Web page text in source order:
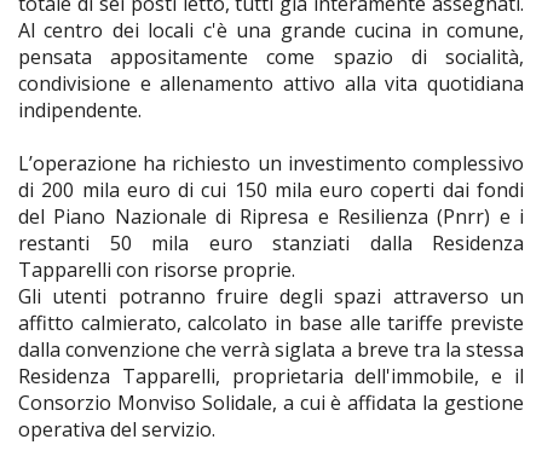
Al centro dei locali c'è una grande cucina in comune,
pensata appositamente come spazio di socialità,
condivisione e allenamento attivo alla vita quotidiana
indipendente.
L’operazione ha richiesto un investimento complessivo
di 200 mila euro di cui 150 mila euro coperti dai fondi
del Piano Nazionale di Ripresa e Resilienza (Pnrr) e i
restanti 50 mila euro stanziati dalla Residenza
Tapparelli con risorse proprie.
Gli utenti potranno fruire degli spazi attraverso un
affitto calmierato, calcolato in base alle tariffe previste
dalla convenzione che verrà siglata a breve tra la stessa
Residenza Tapparelli, proprietaria dell'immobile, e il
Consorzio Monviso Solidale, a cui è affidata la gestione
operativa del servizio.